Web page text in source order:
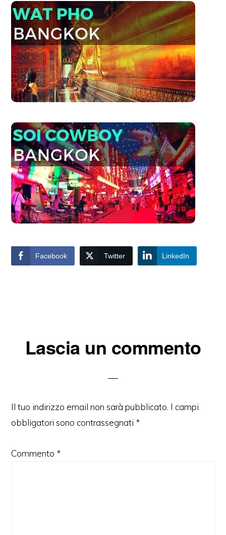
Facebook Twitter LinkedIn
Interazioni
Lascia un commento
Il tuo indirizzo email non sarà pubblicato. I campi
obbligatori sono contrassegnati *
Commento *